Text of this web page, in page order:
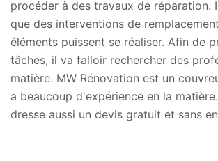
procéder à des travaux de réparation.
que des interventions de
éléments puissent se réaliser. Afin de
tâches, il va falloir rechercher des
matière. MW Rénovation est un
a beaucoup d'expérience en la
dresse aussi un devis gratuit et sans